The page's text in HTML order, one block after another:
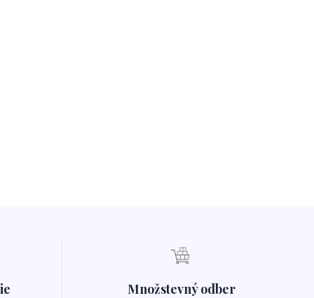
Množstevný odber